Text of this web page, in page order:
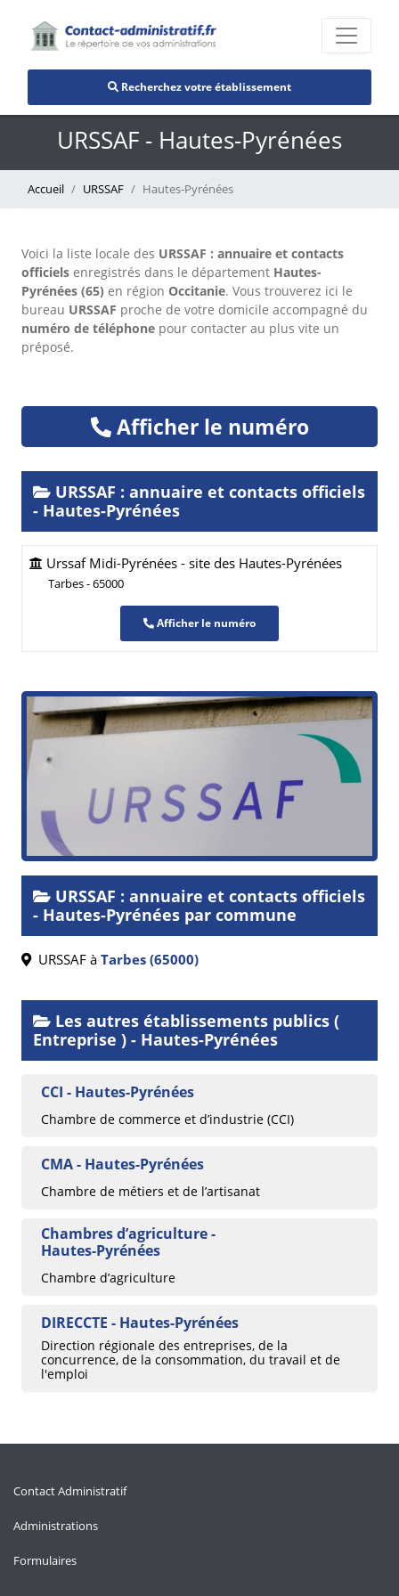
Recherchez votre établissement
URSSAF - Hautes-Pyrénées
Accueil URSSAF Hautes-Pyrénées
Voici la liste locale des URSSAF : annuaire et contacts
officiels enregistrés dans le département Hautes-
Pyrénées (65) en région Occitanie. Vous trouverez ici le
bureau URSSAF proche de votre domicile accompagné du
numéro de téléphone pour contacter au plus vite un
préposé.
Afficher le numéro
URSSAF : annuaire et contacts officiels
- Hautes-Pyrénées
Urssaf Midi-Pyrénées - site des Hautes-Pyrénées
Tarbes - 65000
Afficher le numéro
URSSAF : annuaire et contacts officiels
- Hautes-Pyrénées par commune
URSSAF à Tarbes (65000)
Les autres établissements publics (
Entreprise ) - Hautes-Pyrénées
CCI - Hautes-Pyrénées
Chambre de commerce et d’industrie (CCI)
CMA - Hautes-Pyrénées
Chambre de métiers et de l’artisanat
Chambres d’agriculture -
Hautes-Pyrénées
Chambre d’agriculture
DIRECCTE - Hautes-Pyrénées
Direction régionale des entreprises, de la
concurrence, de la consommation, du travail et de
l'emploi
Contact Administratif
Administrations
Formulaires